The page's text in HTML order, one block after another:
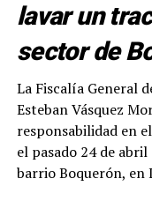
lavar un
sector de
La Fiscalía General
Esteban Vásquez
responsabilidad en
el pasado 24 de
barrio Boquerón, en